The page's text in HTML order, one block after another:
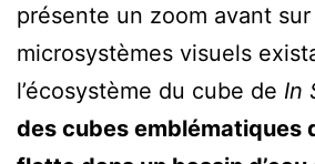
présente un zoom avant sur
microsystèmes visuels
l’écosystème du cube de In
des cubes emblématiques